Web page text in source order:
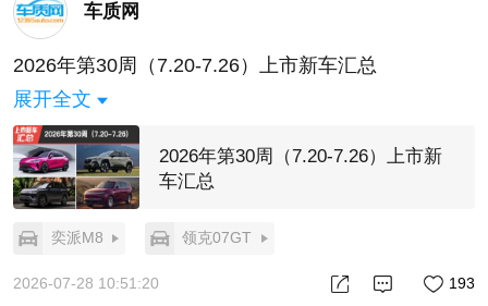
车质网
2026年第30周（7.20-7.26）上市新车汇总
展开全文
2026年第30周（7.20-7.26）上市新
车汇总
奕派M8 领克07GT
2026-07-28 10:51:20 193